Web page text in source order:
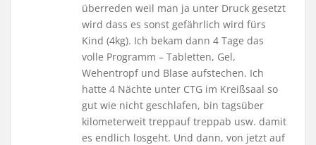
überreden weil man ja unter Druck gesetzt
wird dass es sonst gefährlich wird fürs
Kind (4kg). Ich bekam dann 4 Tage das
volle Programm – Tabletten, Gel,
Wehentropf und Blase aufstechen. Ich
hatte 4 Nächte unter CTG im Kreißsaal so
gut wie nicht geschlafen, bin tagsüber
kilometerweit treppauf treppab usw. damit
es endlich losgeht. Und dann, von jetzt auf